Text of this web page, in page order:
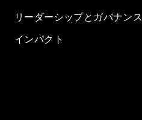
リーダーシップとガバナンス
インパクト